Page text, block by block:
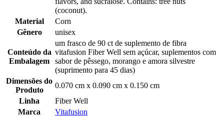
(coconut).
Material
Corn
Gênero
unisex
Conteúdo da
Embalagem
um frasco de 90 ct de suplemento de fibra
vitafusion Fiber Well sem açúcar, suplementos com
sabor de pêssego, morango e amora silvestre
(suprimento para 45 dias)
Dimensões do
Produto
0.070 cm x 0.090 cm x 0.150 cm
Linha
Fiber Well
Marca
Vitafusion